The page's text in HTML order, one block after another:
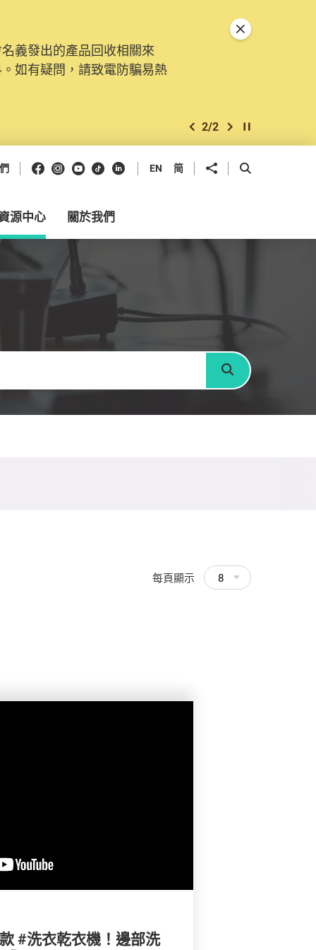
義發出的產品回收相關來
如有疑問，請致電防騙易熱
。由2025年11月10日起，
訴、查詢及建議。所有提交
上一個
2/2 下一個開始/暫停幻燈
關閉特別通告
Facebook
Instagram
Youtube
抖音領英 EN 简 分享到 開啟搜尋框
源中心 關於我們
搜尋
每頁顯示 8
#洗衣乾衣機！邊部洗